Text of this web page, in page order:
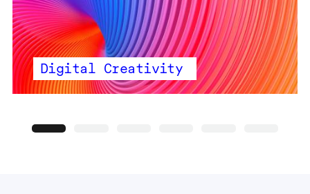
Digital Creativity